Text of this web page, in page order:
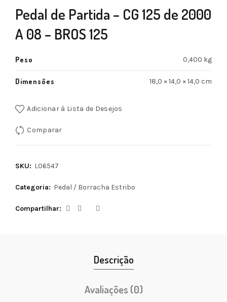
Pedal de Partida – CG 125 de 2000
A 08 – BROS 125
Peso 0,400 kg
Dimensões 18,0 × 14,0 × 14,0 cm
Adicionar à Lista de Desejos
Comparar
SKU: L06547
Categoria: Pedal / Borracha Estribo
Compartilhar
Descrição
Avaliações (0)